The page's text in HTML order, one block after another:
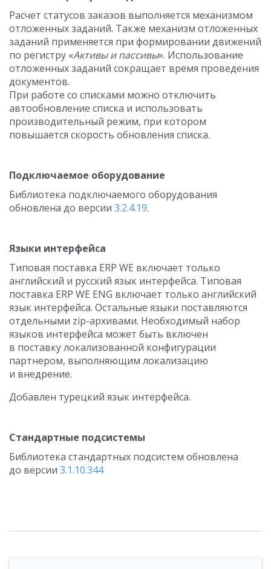
Расчет статусов заказов выполняется механизмом
отложенных заданий. Также механизм отложенных
заданий применяется при формировании движений
по регистру «Активы и пассивы». Использование
отложенных заданий сокращает время проведения
документов.
При работе со списками можно отключить
автообновление списка и использовать
производительный режим, при котором
повышается скорость обновления списка.
Подключаемое оборудование
Библиотека подключаемого оборудования
обновлена до версии 3.2.4.19.
Языки интерфейса
Типовая поставка ERP WE включает только
английский и русский язык интерфейса. Типовая
поставка ERP WE ENG включает только английский
язык интерфейса. Остальные языки поставляются
отдельными zip-архивами. Необходимый набор
языков интерфейса может быть включен
в поставку локализованной конфигурации
партнером, выполняющим локализацию
и внедрение.
Добавлен турецкий язык интерфейса.
Стандартные подсистемы
Библиотека стандартных подсистем обновлена
до версии 3.1.10.344